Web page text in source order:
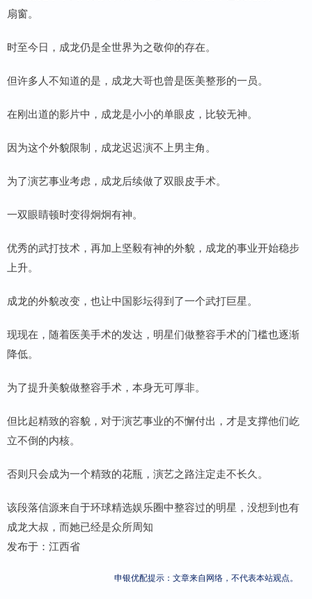
扇窗。
时至今日，成龙仍是全世界为之敬仰的存在。
但许多人不知道的是，成龙大哥也曾是医美整形的一员。
在刚出道的影片中，成龙是小小的单眼皮，比较无神。
因为这个外貌限制，成龙迟迟演不上男主角。
为了演艺事业考虑，成龙后续做了双眼皮手术。
一双眼睛顿时变得炯炯有神。
优秀的武打技术，再加上坚毅有神的外貌，成龙的事业开始稳步
上升。
成龙的外貌改变，也让中国影坛得到了一个武打巨星。
现现在，随着医美手术的发达，明星们做整容手术的门槛也逐渐
降低。
为了提升美貌做整容手术，本身无可厚非。
但比起精致的容貌，对于演艺事业的不懈付出，才是支撑他们屹
立不倒的内核。
否则只会成为一个精致的花瓶，演艺之路注定走不长久。
该段落信源来自于环球精选娱乐圈中整容过的明星，没想到也有
成龙大叔，而她已经是众所周知
发布于：江西省
申银优配提示：文章来自网络，不代表本站观点。